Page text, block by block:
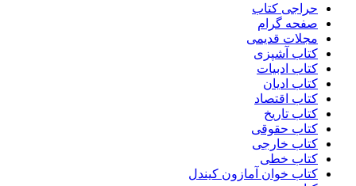
حراجی کتاب
صفحه گرام
مجلات قدیمی
کتاب آشپزی
کتاب ادبیات
کتاب ادیان
کتاب اقتصاد
کتاب تاریخ
کتاب حقوقی
کتاب خارجی
کتاب خطی
کتاب خوان آمازون کیندل